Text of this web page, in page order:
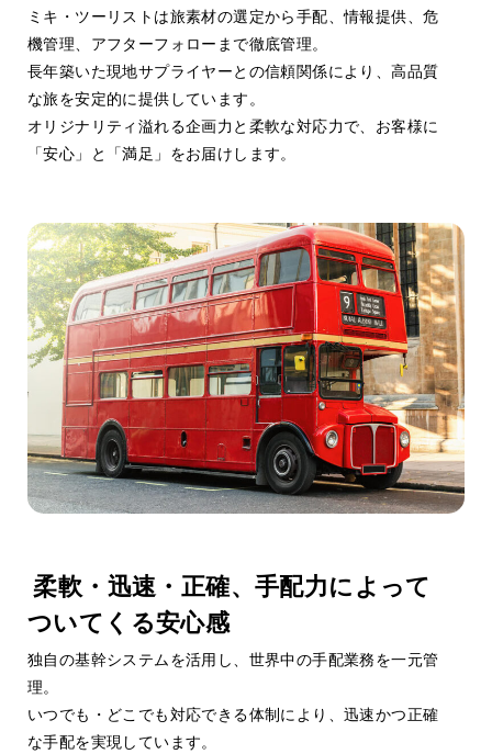
ミキ・ツーリストは旅素材の選定から手配、情報提供、危
機管理、アフターフォローまで徹底管理。
長年築いた現地サプライヤーとの信頼関係により、高品質
な旅を安定的に提供しています。
オリジナリティ溢れる企画力と柔軟な対応力で、お客様に
「安心」と「満足」をお届けします。
03 手配品質
柔軟・迅速・正確、手配力によって
ついてくる安心感
独自の基幹システムを活用し、世界中の手配業務を一元管
理。
いつでも・どこでも対応できる体制により、迅速かつ正確
な手配を実現しています。